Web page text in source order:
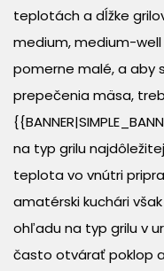
teplotách a dĺžke
medium, medium-
pomerne malé, a aby
prepečenia mäsa,
na typ grilu
teplota vo vnútri
amatérski kuchári
ohľadu na typ grilu v
často otvárať poklop